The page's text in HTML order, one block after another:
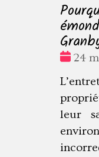
Date
24
leur